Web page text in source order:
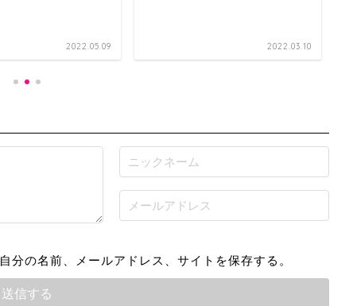
2022.05.09 2022.03.10
分の名前、メールアドレス、サイトを保存する。